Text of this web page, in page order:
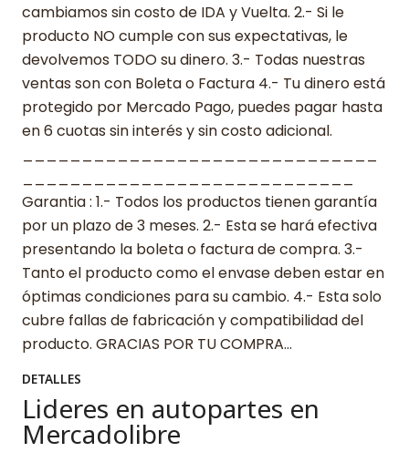
cambiamos sin costo de IDA y Vuelta. 2.- Si le
producto NO cumple con sus expectativas, le
devolvemos TODO su dinero. 3.- Todas nuestras
ventas son con Boleta o Factura 4.- Tu dinero está
protegido por Mercado Pago, puedes pagar hasta
en 6 cuotas sin interés y sin costo adicional.
Garantia : 1.- Todos los productos tienen garantía
por un plazo de 3 meses. 2.- Esta se hará efectiva
presentando la boleta o factura de compra. 3.-
Tanto el producto como el envase deben estar en
óptimas condiciones para su cambio. 4.- Esta solo
cubre fallas de fabricación y compatibilidad del
producto. GRACIAS POR TU COMPRA…
DETALLES
Lideres en autopartes en
Mercadolibre